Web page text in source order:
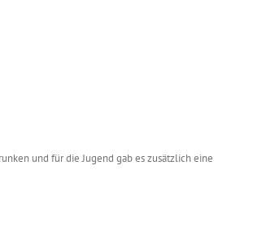
und für die Jugend gab es zusätzlich eine